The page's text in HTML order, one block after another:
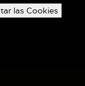
las Cookies